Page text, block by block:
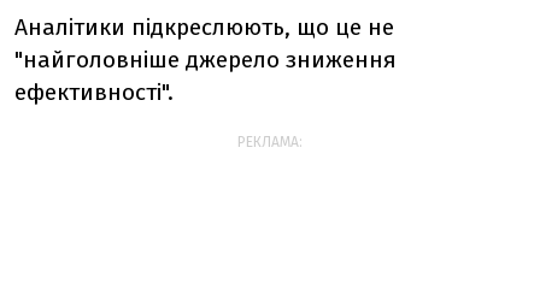
Аналітики підкреслюють, що це не
"найголовніше джерело зниження
ефективності".
РЕКЛАМА: